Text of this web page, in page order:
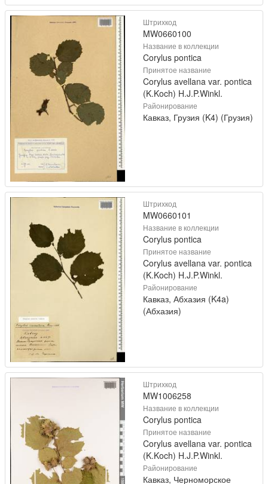
Штрихкод
MW0660100
Название в коллекции
Corylus pontica
Принятое название
Corylus avellana var. pontica
(K.Koch) H.J.P.Winkl.
Районирование
Кавказ, Грузия (K4) (Грузия)
Штрихкод
MW0660101
Название в коллекции
Corylus pontica
Принятое название
Corylus avellana var. pontica
(K.Koch) H.J.P.Winkl.
Районирование
Кавказ, Абхазия (K4a)
(Абхазия)
Штрихкод
MW1006258
Название в коллекции
Corylus pontica
Принятое название
Corylus avellana var. pontica
(K.Koch) H.J.P.Winkl.
Районирование
Кавказ, Черноморское